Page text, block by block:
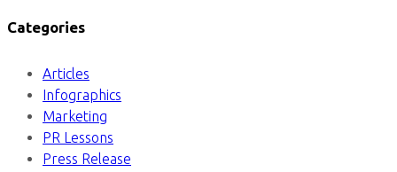
Categories
Articles
Infographics
Marketing
PR Lessons
Press Release